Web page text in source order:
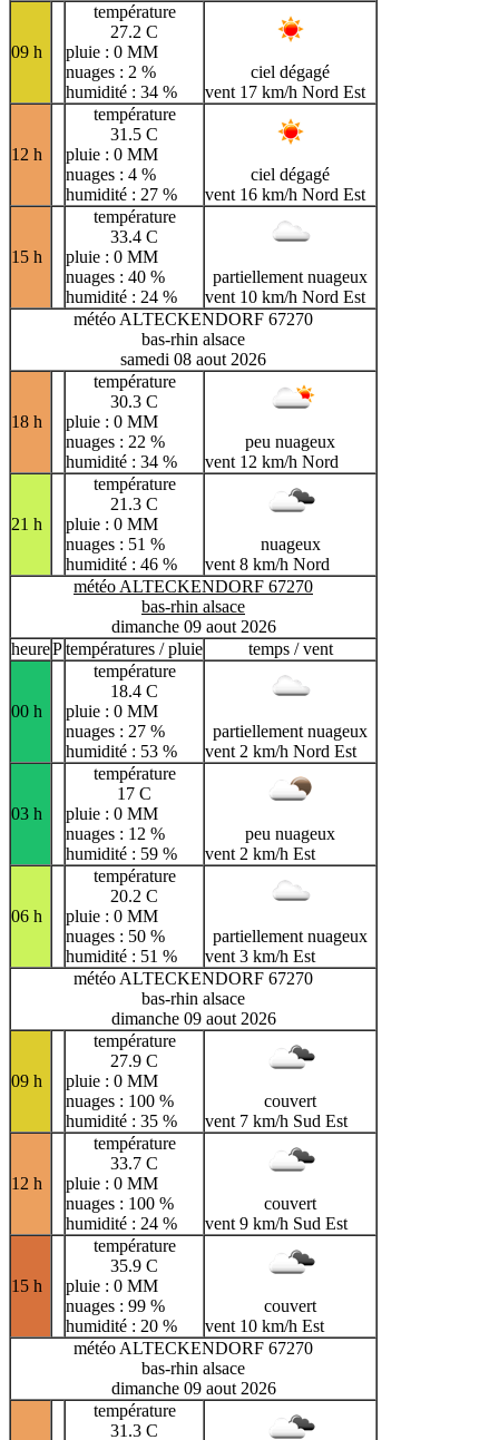
09 h
température
27.2 C
pluie : 0 MM
nuages : 2 %
humidité : 34 %
ciel dégagé
vent 17 km/h Nord Est
12 h
température
31.5 C
pluie : 0 MM
nuages : 4 %
humidité : 27 %
ciel dégagé
vent 16 km/h Nord Est
15 h
température
33.4 C
pluie : 0 MM
nuages : 40 %
humidité : 24 %
partiellement nuageux
vent 10 km/h Nord Est
météo ALTECKENDORF 67270
bas-rhin alsace
samedi 08 aout 2026
18 h
température
30.3 C
pluie : 0 MM
nuages : 22 %
humidité : 34 %
peu nuageux
vent 12 km/h Nord
21 h
température
21.3 C
pluie : 0 MM
nuages : 51 %
humidité : 46 %
nuageux
vent 8 km/h Nord
météo ALTECKENDORF 67270
bas-rhin alsace
dimanche 09 aout 2026
heurePtempératures / pluie temps / vent
00 h
température
18.4 C
pluie : 0 MM
nuages : 27 %
humidité : 53 %
partiellement nuageux
vent 2 km/h Nord Est
03 h
température
17 C
pluie : 0 MM
nuages : 12 %
humidité : 59 %
peu nuageux
vent 2 km/h Est
06 h
température
20.2 C
pluie : 0 MM
nuages : 50 %
humidité : 51 %
partiellement nuageux
vent 3 km/h Est
météo ALTECKENDORF 67270
bas-rhin alsace
dimanche 09 aout 2026
09 h
température
27.9 C
pluie : 0 MM
nuages : 100 %
humidité : 35 %
couvert
vent 7 km/h Sud Est
12 h
température
33.7 C
pluie : 0 MM
nuages : 100 %
humidité : 24 %
couvert
vent 9 km/h Sud Est
15 h
température
35.9 C
pluie : 0 MM
nuages : 99 %
humidité : 20 %
couvert
vent 10 km/h Est
météo ALTECKENDORF 67270
bas-rhin alsace
dimanche 09 aout 2026
température
31.3 C